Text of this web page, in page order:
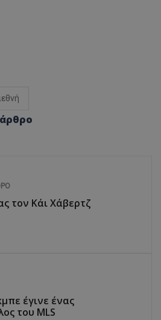
τον Κάι Χάβερτζ
έγινε ένας
του MLS